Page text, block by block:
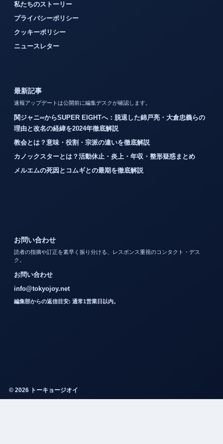
私たちのストーリー
プライバシーポリシー
クッキーポリシー
ニュースレター
最新記事
速報アップデートは公開前に編集デスクが確認します。
関ジャニ∞からSUPER EIGHTへ：脱退した錦戸亮・大倉忠義らの
理由と改名の経緯を2024年徹底解説
教会とは？意味・役割・宗派の違いを徹底解説
カノックスターとは？活動休止・炎上・年収・整形疑惑まとめ
メルエムの死因とコムギとの最期を徹底解説
お問い合わせ
読者の指摘や訂正を素早く振り分ける、レスポンス重視のコンタクト・デス
ク。
お問い合わせ
info@tokyojoy.net
編集部からの返信目安: 通常1営業日以内。
© 2026 トーキョージオイ